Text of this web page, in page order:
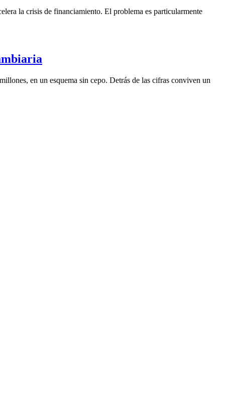
la crisis de financiamiento. El problema es particularmente
en un esquema sin cepo. Detrás de las cifras conviven un